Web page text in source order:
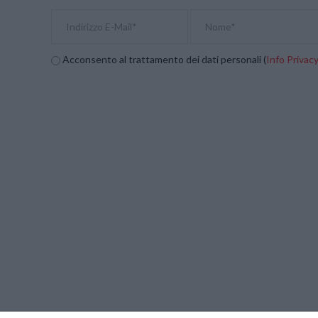
Acconsento al trattamento dei dati personali (Info Privacy